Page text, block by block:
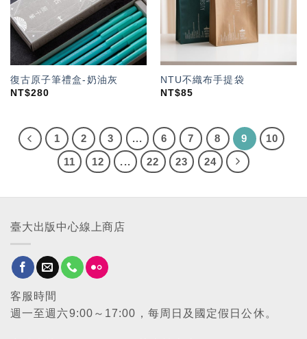
復古原子筆禮盒-奶油灰
NT$280
NTU不織布手提袋
NT$85
1 2 3 ... 6 7 8 9
10
11
12 ... 22 23 24
臺大出版中心線上商店
客服時間
週一至週六9:00～17:00，每周日及國定假日公休。